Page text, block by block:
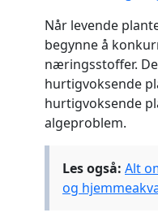
Når levende
begynne å
næringsstoffer.
hurtigvoksende
hurtigvoksende
algeproblem.
Les også: Alt
og